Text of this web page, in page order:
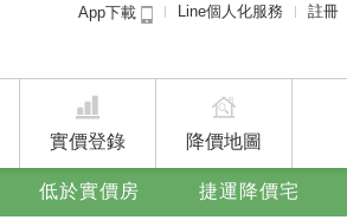
App下載 Line個人化服務 註冊
實價登錄 降價地圖
低於實價房 捷運降價宅